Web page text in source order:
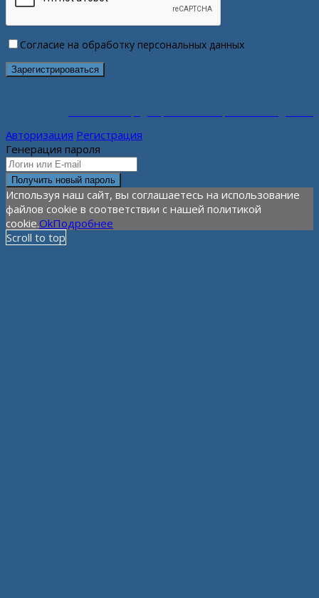
Согласие на обработку персональных данных
Авторизация Регистрация
Генерация пароля
Используя наш сайт, вы соглашаетесь на использование
файлов cookie в соответствии с нашей политикой
cookie.OkПодробнее
Scroll to top